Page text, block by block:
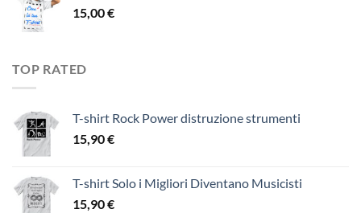
15,00€
TOP RATED
T-shirt Rock Power distruzione strumenti
15,90€
T-shirt Solo i Migliori Diventano Musicisti
15,90€